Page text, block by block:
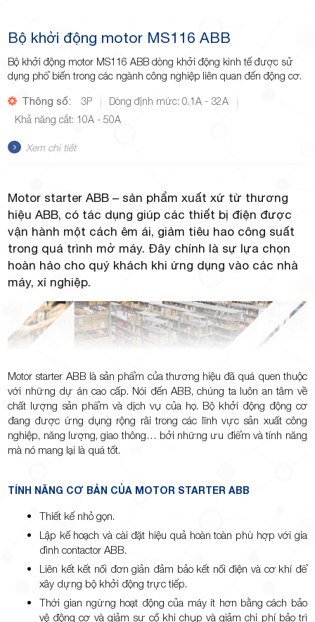
Bộ khởi động motor MS116 ABB
Bộ khởi động motor MS116 ABB dòng khởi động kinh tế được sử
dụng phổ biến trong các ngành công nghiệp liên quan đến động cơ.
Thông số: 3P
Dòng định mức: 0.1A - 32A
Khả năng cắt: 10A - 50A
Xem chi tiết
Motor starter ABB – sản phẩm xuất xứ từ thương
hiệu ABB, có tác dụng giúp các thiết bị điện được
vận hành một cách êm ái, giảm tiêu hao công suất
trong quá trình mở máy. Đây chính là sự lựa chọn
hoàn hảo cho quý khách khi ứng dụng vào các nhà
máy, xí nghiệp.
Motor starter ABB là sản phẩm của thương hiệu đã quá quen thuộc
với những dự án cao cấp. Nói đến ABB, chúng ta luôn an tâm về
chất lượng sản phẩm và dịch vụ của họ. Bộ khởi động động cơ
đang được ứng dụng rộng rãi trong các lĩnh vực sản xuất công
nghiệp, năng lượng, giao thông… bởi những ưu điểm và tính năng
mà nó mang lại là quá tốt.
TÍNH NĂNG CƠ BẢN CỦA MOTOR STARTER ABB
Thiết kế nhỏ gọn.
Lập kế hoạch và cài đặt hiệu quả hoàn toàn phù hợp với gia
đình contactor ABB.
Liên kết kết nối đơn giản đảm bảo kết nối điện và cơ khí để
xây dựng bộ khởi động trực tiếp.
Thời gian ngừng hoạt động của máy ít hơn bằng cách bảo
vệ động cơ và giảm sự cố khi chụp và giảm chi phí bảo trì